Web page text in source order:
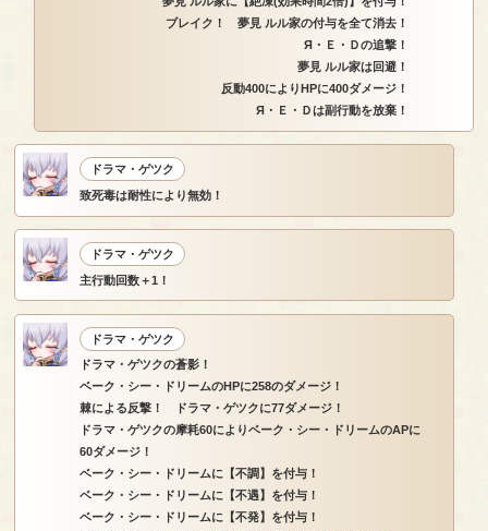
ブレイク！ 夢見 ルル家の付与を全て消去！
Я・Ｅ・Ｄの追撃！
夢見 ルル家は回避！
反動400によりHPに400ダメージ！
Я・Ｅ・Ｄは副行動を放棄！
ドラマ・ゲツク
致死毒は耐性により無効！
ドラマ・ゲツク
主行動回数＋1！
ドラマ・ゲツク
ドラマ・ゲツクの蒼影！
ベーク・シー・ドリームのHPに258のダメージ！
棘による反撃！ ドラマ・ゲツクに77ダメージ！
ドラマ・ゲツクの摩耗60によりベーク・シー・ドリームのAPに
60ダメージ！
ベーク・シー・ドリームに【不調】を付与！
ベーク・シー・ドリームに【不遇】を付与！
ベーク・シー・ドリームに【不発】を付与！